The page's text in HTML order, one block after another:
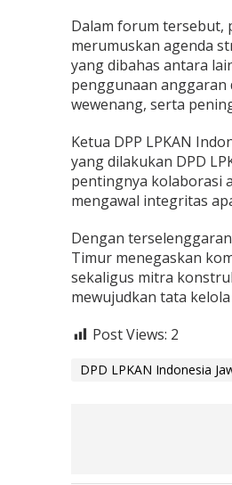
Dalam forum tersebut,
merumuskan agenda
yang dibahas antara
penggunaan anggaran
wewenang, serta
Ketua DPP LPKAN
yang dilakukan DPD
pentingnya kolaborasi
mengawal integritas
Dengan
Timur menegaskan
sekaligus mitra
mewujudkan tata
Post Views: 2
DPD LPKAN Indonesia